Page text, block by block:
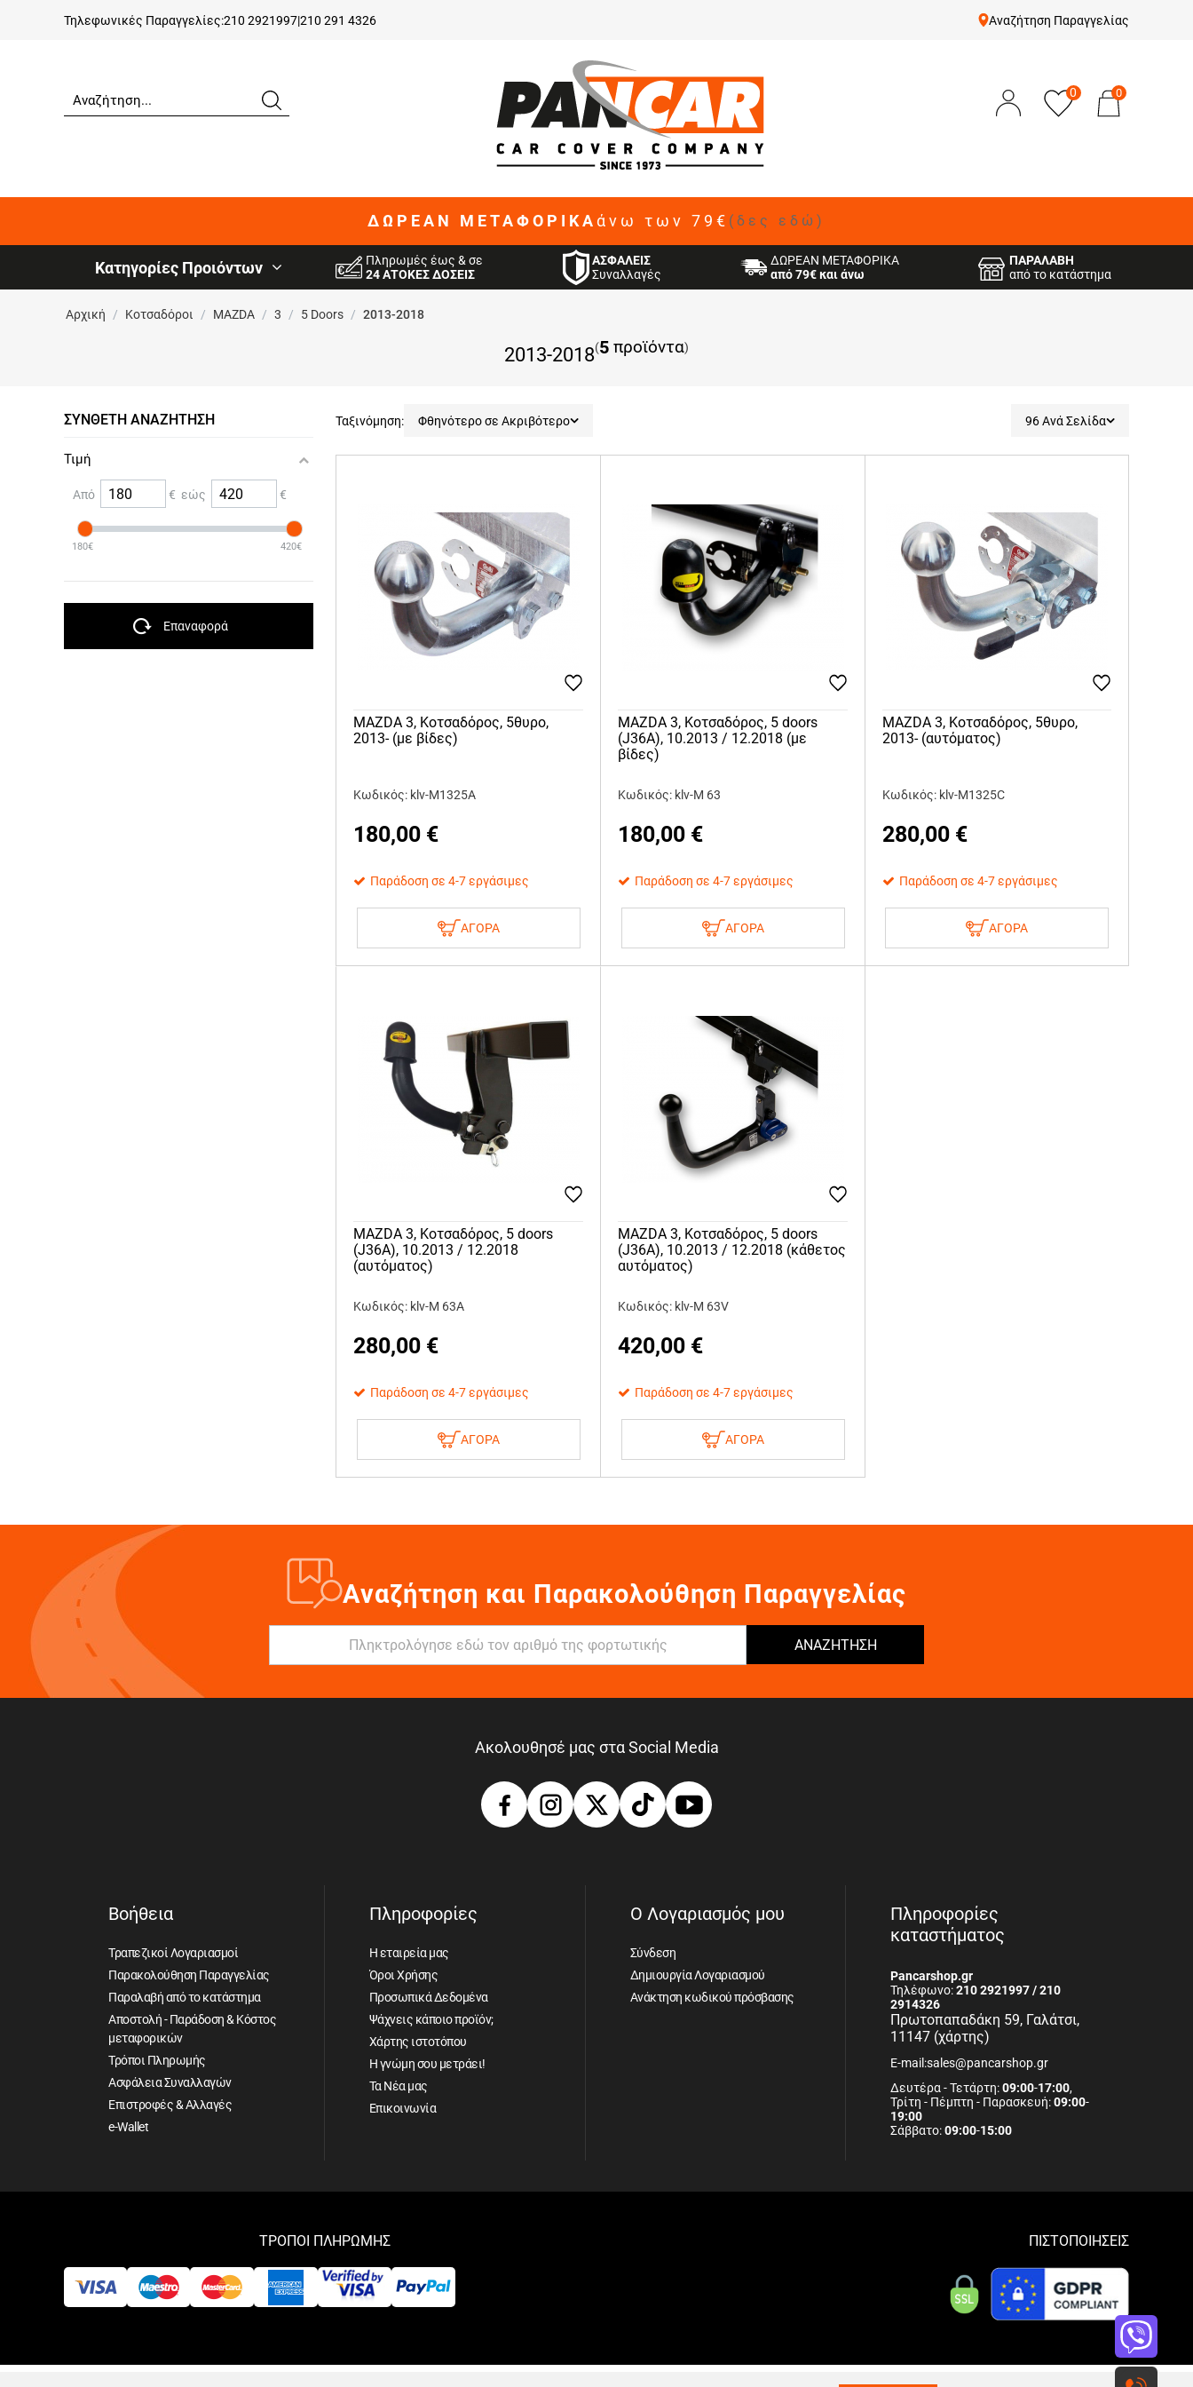
Τηλεφωνικές Παραγγελίες:210 2921997|210 291 4326 Αναζήτηση Παραγγελίας
0 0
ΔΩΡΕΑΝ ΜΕΤΑΦΟΡΙΚΑ άνω των 79€ (δες εδώ)
Κατηγορίες Προιόντων
Πληρωμές έως & σε
24 ΑΤΟΚΕΣ ΔΟΣΕΙΣ
ΑΣΦΑΛΕΙΣ
Συναλλαγές
ΔΩΡΕΑΝ ΜΕΤΑΦΟΡΙΚΑ
από 79€ και άνω
ΠΑΡΑΛΑΒΗ
από το κατάστημα
Αρχική / Κοτσαδόροι / MAZDA / 3 / 5 Doors / 2013-2018
2013-2018(5 προϊόντα)
ΣΎΝΘΕΤΗ ΑΝΑΖΉΤΗΣΗ
Τιμή
Από € εώς €
180€ 420€
Επαναφορά
Ταξινόμηση: Φθηνότερο σε Ακριβότερο 96 Ανά Σελίδα
MAZDA 3, Κοτσαδόρος, 5θυρο,
2013- (με βίδες)
Κωδικός: klv-M1325A
180,00 €
Παράδοση σε 4-7 εργάσιμες
ΑΓΟΡΑ
MAZDA 3, Κοτσαδόρος, 5 doors
(J36A), 10.2013 / 12.2018 (με
βίδες)
Κωδικός: klv-M 63
180,00 €
Παράδοση σε 4-7 εργάσιμες
ΑΓΟΡΑ
MAZDA 3, Κοτσαδόρος, 5θυρο,
2013- (αυτόματος)
Κωδικός: klv-M1325C
280,00 €
Παράδοση σε 4-7 εργάσιμες
ΑΓΟΡΑ
MAZDA 3, Κοτσαδόρος, 5 doors
(J36A), 10.2013 / 12.2018
(αυτόματος)
Κωδικός: klv-M 63A
280,00 €
Παράδοση σε 4-7 εργάσιμες
ΑΓΟΡΑ
MAZDA 3, Κοτσαδόρος, 5 doors
(J36A), 10.2013 / 12.2018 (κάθετος
αυτόματος)
Κωδικός: klv-M 63V
420,00 €
Παράδοση σε 4-7 εργάσιμες
ΑΓΟΡΑ
Αναζήτηση και Παρακολούθηση Παραγγελίας
ΑΝΑΖΗΤΗΣΗ
Ακολουθησέ μας στα Social Media
Βοήθεια
Τραπεζικοί Λογαριασμοί
Παρακολούθηση Παραγγελίας
Παραλαβή από το κατάστημα
Αποστολή - Παράδοση & Κόστος
μεταφορικών
Τρόποι Πληρωμής
Ασφάλεια Συναλλαγών
Επιστροφές & Αλλαγές
e-Wallet
Πληροφορίες
Η εταιρεία μας
Όροι Χρήσης
Προσωπικά Δεδομένα
Ψάχνεις κάποιο προϊόν;
Χάρτης ιστοτόπου
Η γνώμη σου μετράει!
Τα Νέα μας
Επικοινωνία
Ο Λογαριασμός μου
Σύνδεση
Δημιουργία Λογαριασμού
Ανάκτηση κωδικού πρόσβασης
Πληροφορίες
καταστήματος
Pancarshop.gr
Τηλέφωνο:210 2921997 / 210
2914326
Πρωτοπαπαδάκη 59, Γαλάτσι,
11147 (χάρτης)
E-mail:sales@pancarshop.gr
Δευτέρα - Τετάρτη:09:00-17:00,
Τρίτη - Πέμπτη - Παρασκευή:09:00-
19:00
Σάββατο:09:00-15:00
ΤΡΟΠΟΙ ΠΛΗΡΩΜΗΣ ΠΙΣΤΟΠΟΙΗΣΕΙΣ